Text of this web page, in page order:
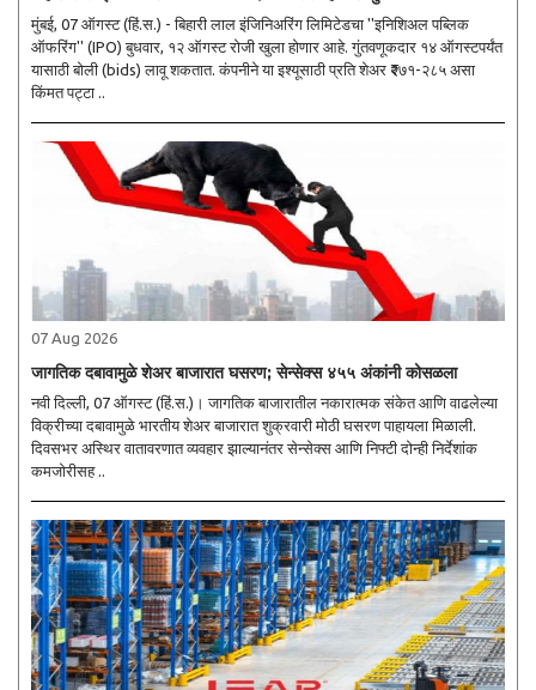
मुंबई, 07 ऑगस्ट (हिं.स.) - बिहारी लाल इंजिनिअरिंग लिमिटेडचा ''इनिशिअल पब्लिक
ऑफरिंग'' (IPO) बुधवार, १२ ऑगस्ट रोजी खुला होणार आहे. गुंतवणूकदार १४ ऑगस्टपर्यंत
यासाठी बोली (bids) लावू शकतात. कंपनीने या इश्यूसाठी प्रति शेअर ₹२७१-२८५ असा
किंमत पट्टा ..
07 Aug 2026
जागतिक दबावामुळे शेअर बाजारात घसरण; सेन्सेक्स ४५५ अंकांनी कोसळला
नवी दिल्ली, 07 ऑगस्ट (हिं.स.)। जागतिक बाजारातील नकारात्मक संकेत आणि वाढलेल्या
विक्रीच्या दबावामुळे भारतीय शेअर बाजारात शुक्रवारी मोठी घसरण पाहायला मिळाली.
दिवसभर अस्थिर वातावरणात व्यवहार झाल्यानंतर सेन्सेक्स आणि निफ्टी दोन्ही निर्देशांक
कमजोरीसह ..